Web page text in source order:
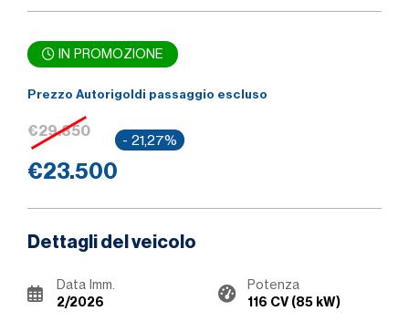
IN PROMOZIONE
Prezzo Autorigoldi passaggio escluso
€29.850 - 21,27%
€23.500
Dettagli del veicolo
Data Imm.
2/2026
Potenza
116 CV (85 kW)